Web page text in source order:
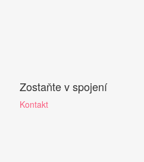
Zostaňte v spojení
Kontakt